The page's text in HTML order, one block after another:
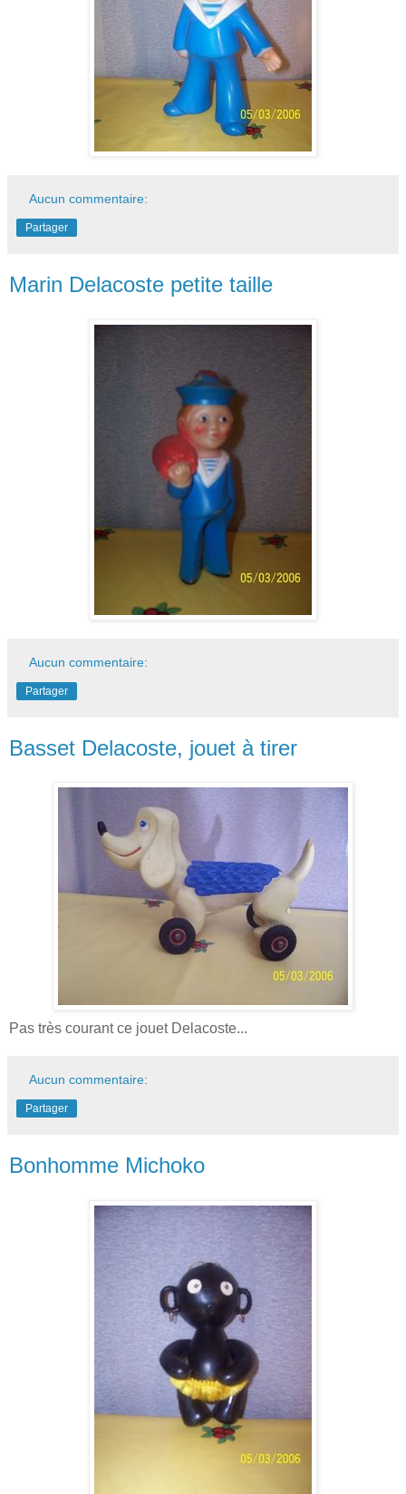
Aucun commentaire:
Partager
Marin Delacoste petite taille
Aucun commentaire:
Partager
Basset Delacoste, jouet à tirer
Pas très courant ce jouet Delacoste...
Aucun commentaire:
Partager
Bonhomme Michoko